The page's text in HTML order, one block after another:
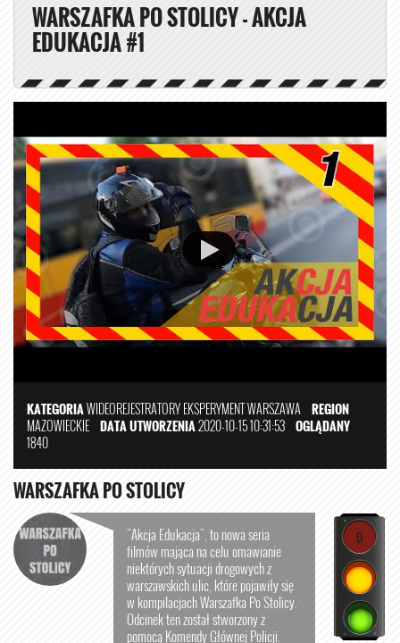
WARSZAFKA PO STOLICY - AKCJA
EDUKACJA #1
KATEGORIAWIDEOREJESTRATORYEKSPERYMENTWARSZAWA
REGION
MAZOWIECKIE DATA UTWORZENIA2020-10-15 10:31:53 OGLĄDANY
1840
WARSZAFKA PO STOLICY
"Akcja Edukacja", to nowa seria
filmów mająca na celu omawianie
niektórych sytuacji drogowych z
warszawskich ulic, które pojawiły się
w kompilacjach Warszafka Po Stolicy.
Odcinek ten został stworzony z
pomocą Komendy Głównej Policji.
0